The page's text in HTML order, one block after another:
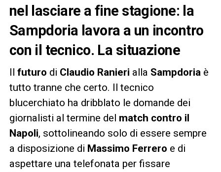
nel lasciare a fine stagione: la
Sampdoria lavora a un incontro
con il tecnico. La situazione
Il futuro di Claudio Ranieri alla Sampdoria è
tutto tranne che certo. Il tecnico
blucerchiato ha dribblato le domande dei
giornalisti al termine del match contro il
Napoli, sottolineando solo di essere sempre
a disposizione di Massimo Ferrero e di
aspettare una telefonata per fissare